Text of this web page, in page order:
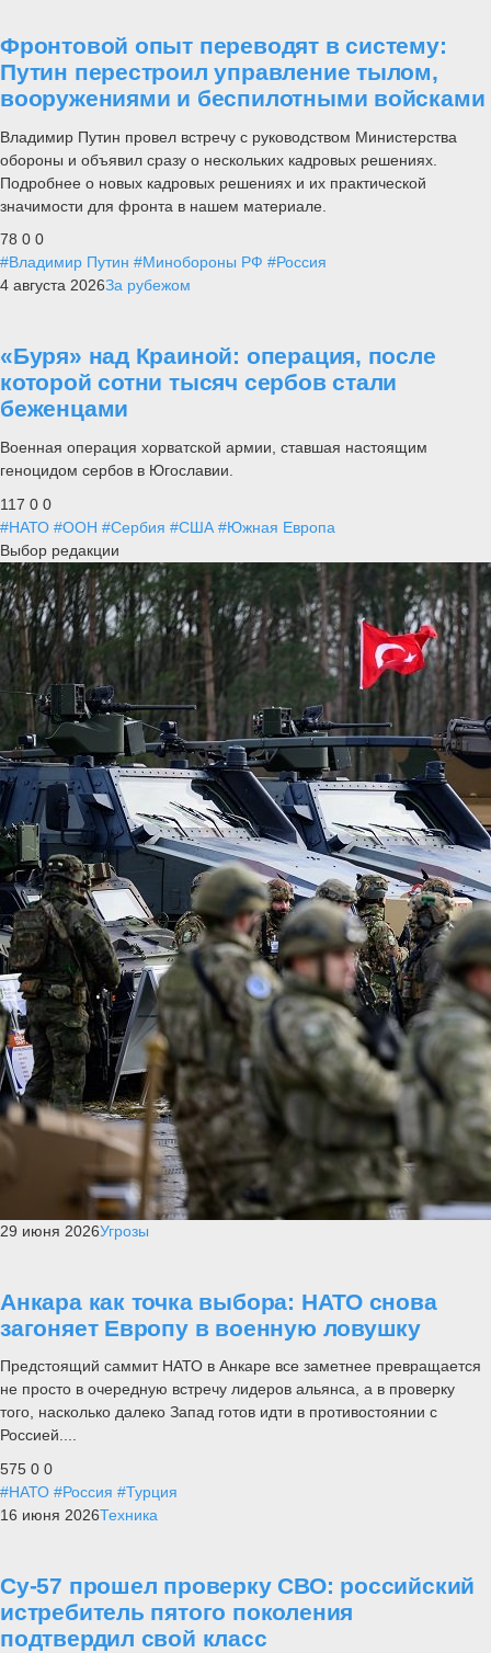
Фронтовой опыт переводят в систему:
Путин перестроил управление тылом,
вооружениями и беспилотными войсками
Владимир Путин провел встречу с руководством Министерства
обороны и объявил сразу о нескольких кадровых решениях.
Подробнее о новых кадровых решениях и их практической
значимости для фронта в нашем материале.
78 0 0
#Владимир Путин #Минобороны РФ #Россия
4 августа 2026За рубежом
«Буря» над Краиной: операция, после
которой сотни тысяч сербов стали
беженцами
Военная операция хорватской армии, ставшая настоящим
геноцидом сербов в Югославии.
117 0 0
#НАТО #ООН #Сербия #США #Южная Европа
Выбор редакции
29 июня 2026Угрозы
Анкара как точка выбора: НАТО снова
загоняет Европу в военную ловушку
Предстоящий саммит НАТО в Анкаре все заметнее превращается
не просто в очередную встречу лидеров альянса, а в проверку
того, насколько далеко Запад готов идти в противостоянии с
Россией....
575 0 0
#НАТО #Россия #Турция
16 июня 2026Техника
Су-57 прошел проверку СВО: российский
истребитель пятого поколения
подтвердил свой класс